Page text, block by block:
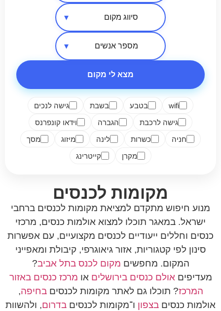
אזור בארץ
סיווג מקום
מספר אנשים
מצא לי מקום
wifi בטבע בשבת
גישה לנכים
גישה לרכבת
הגברה
וידאו קונפרנס
חניה
כשרות לינה מיזוג
מסך
מקרן
קייטרינג
מקומות לכנסים
מנוע חיפוש מתקדם למציאת מקומות לכנסים ברחבי
ישראל. במאגר תוכלו למצוא אולמות כנסים, מרכזי
כנסים וחללים ייעודיים לכנסים מקצועיים, עם אפשרות
סינון לפי קטגוריות, אזור גיאוגרפי, קיבולת ומאפייני
המקום. מחפשים מקום לכנס בתל אביב?
מעדיפיםאולם כנסים בירושלים או מרכז כנסים באזור
המרכז? תוכלו גם לאתר מקומות לכנסיםבחיפה,
אולמות כנסים בצפון ו־מקומות לכנסים בדרום, ולהשוות